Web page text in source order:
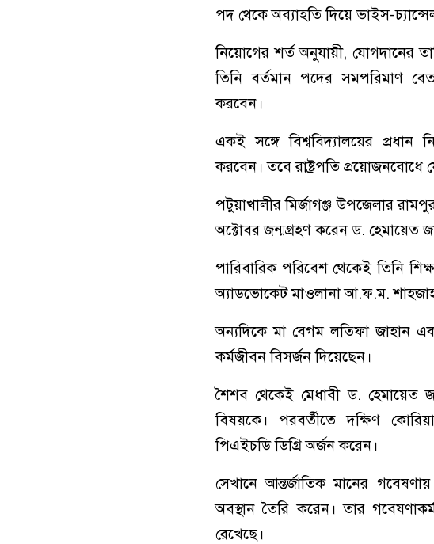
পদ থেকে অব্যাহতি দিয়ে ভাইস-
নিয়োগের শর্ত অনুযায়ী, যোগদানের
তিনি বর্তমান পদের সমপরিমাণ
করবেন।
একই সঙ্গে বিশ্ববিদ্যালয়ের প্রধান
করবেন। তবে রাষ্ট্রপতি
পটুয়াখালীর মির্জাগঞ্জ উপজেলার
অক্টোবর জন্মগ্রহণ করেন ড. হেমায়েত
পারিবারিক পরিবেশ থেকেই তিনি
অ্যাডভোকেট মাওলানা আ.ফ.ম.
অন্যদিকে মা বেগম লতিফা জাহান
কর্মজীবন বিসর্জন দিয়েছেন।
শৈশব থেকেই মেধাবী ড. হেমায়েত
বিষয়কে। পরবর্তীতে দক্ষিণ
পিএইচডি ডিগ্রি অর্জন করেন।
সেখানে আন্তর্জাতিক মানের
অবস্থান তৈরি করেন। তার
রেখেছে।